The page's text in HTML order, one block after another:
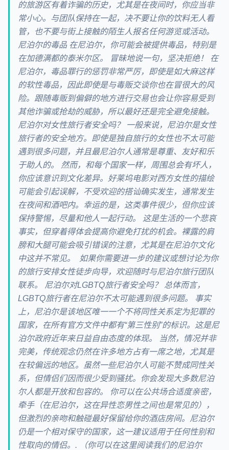
的旅游区有着诈骗的历史，尤其是在夜间时，你应当非
常小心。与团队保持在一起，决不要让你的饮料无人看
管，也不要与街上接触的陌生人报名任何游览或活动。
尼泊尔的毒品 在尼泊尔，你可能会被提供毒品，特别是
在加德满都的泰米尔区。 冒昧地说一句，坚决拒绝！ 在
尼泊尔，毒品罪行的惩罚非常严厉，即使是如大麻这样
的软性毒品，因此即使是与毒贩交谈你也在冒很大的风
险。跟随毒贩到偏僻的地方进行交易也会让你容易受到
其他诈骗或抢劫的威胁，所以最好还是完全避免接触。
尼泊尔对女性旅行者安全吗？ 一般来说，尼泊尔是女性
旅行者的安全地方。即使是独自旅行的女性也不太可能
遇到很多问题，并且最尼泊尔人通常是尊重、友好和乐
于助人的。 然而，和每个国家一样，周围总会有坏人，
你应该意识到文化差异。好莱坞电影对西方女性的描绘
可能会引起误解，不受欢迎的搭讪确实发生，通常发生
在夜间和酒吧内。幸运的是，这类事件很少，但你应该
保持警惕，尽量和他人一起行动。 这是生活的一个悲哀
事实，但穿着得体会提高你避免打扰的机会。裸露的肩
膀和大腿可能会吸引错误的注意，尤其是在尼泊尔文化
中这并不常见。 如果你需要进一步的建议或想讨论为你
的旅行安排女性徒步向导，欢迎随时与尼泊尔旅行团队
联系。 尼泊尔对LGBTQ旅行者安全吗？ 总体而言，
LGBTQ旅行者在尼泊尔不太可能遇到很多问题。 事实
上，尼泊尔是该地区唯一一个不将同性关系定为犯罪的
国家，在所有官方文件中都有“第三性别”的标识。这是尼
泊尔政府近年来日益自由态度的体现。 当然，情况并非
完美，传统观念仍然在许多地方占有一席之地，尤其是
在较偏远的地区。虽然一些尼泊尔人可能不赞成同性关
系，但情侣们因而很少受到骚扰。你会发现大多数尼泊
尔人都是开放和包容的。 你可以在公共场合适度亲密，
牵手（在尼泊尔，这在异性恋男性之间也是常见的），
但激烈的亲吻和触碰最好保留给你的酒店房间。尼泊尔
仍是一个相对保守的国家，这一建议适用于任何性别和
性取向的情侣。. （你可以在这里阅读我们的尼泊尔